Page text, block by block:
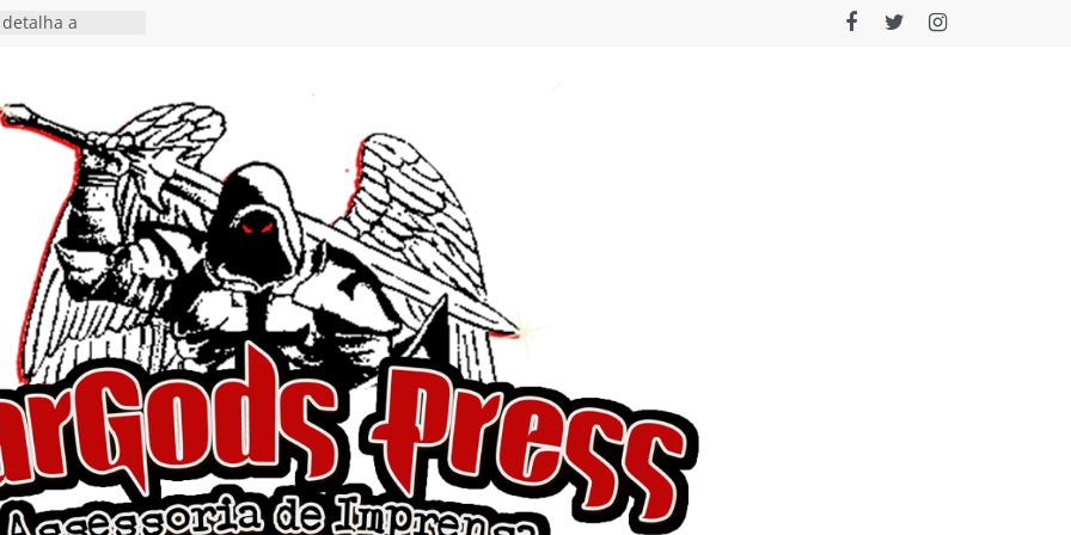
single “Keep
Rig” definitivo
Hell’s Heroes
chega ao
em formato
nas plataformas
show em
Autoral” e
do novo single
de uma
do EP
I Begin”